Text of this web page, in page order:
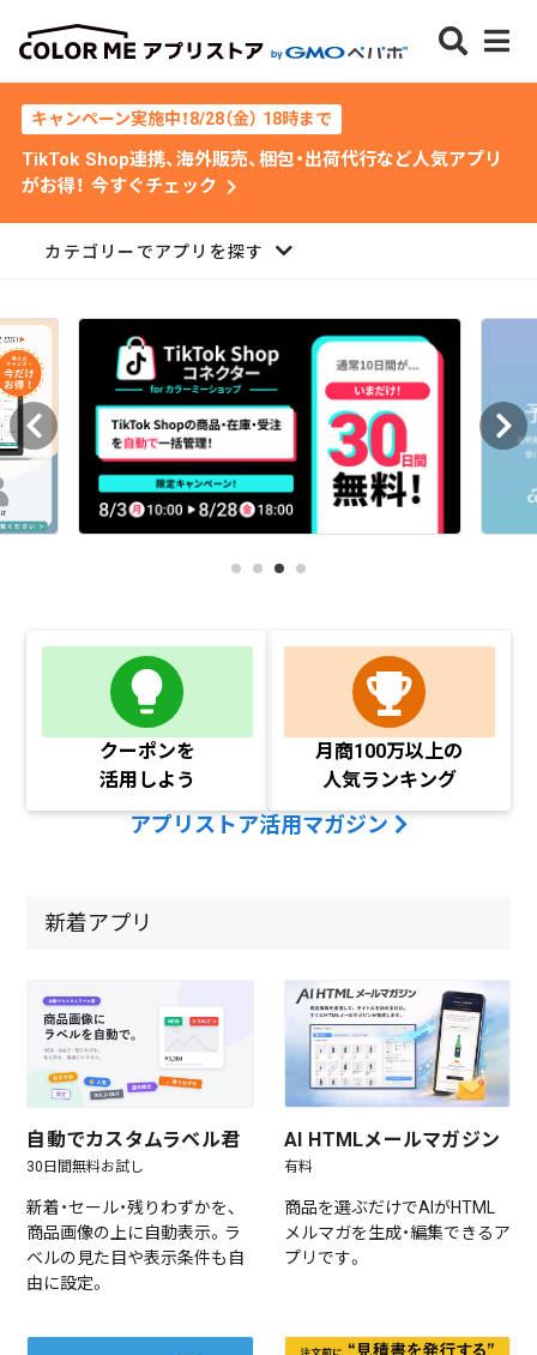
キャンペーン実施中！8/28（金） 18時まで
TikTok Shop連携、海外販売、梱包・出荷代行など人気アプリ
がお得！ 今すぐチェック chevron_right
カテゴリーでアプリを探す
クーポンを
活用しよう
月商100万以上の
人気ランキング
アプリストア活用マガジン
新着アプリ
自動でカスタムラベル君
30日間無料お試し
新着・セール・残りわずかを、
商品画像の上に自動表示。ラ
ベルの見た目や表示条件も自
由に設定。
AI HTMLメールマガジン
有料
商品を選ぶだけでAIがHTML
メルマガを生成・編集できるア
プリです。